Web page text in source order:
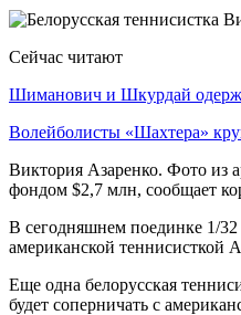
Сейчас читают
Шиманович и Шкурдай
Волейболисты «Шахтера»
Виктория Азаренко. Фото из
фондом $2,7 млн, сообщает
В сегодняшнем поединке 1/
американской
Еще одна белорусская
будет соперничать с